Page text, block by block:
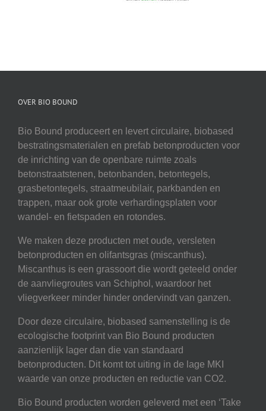
OVER BIO BOUND
Bio Bound produceert en levert circulaire, biobased
bestratingsmaterialen en prefab betonproducten voor
de inrichting van de openbare ruimte zoals
betonstraatstenen, betonbanden, betontegels,
grasbetontegels, straatmeubilair, parkbanden en
trappen, maar ook grote verhardingsplaten voor
wandel- en fietspaden en rotondes.
We maken deze producten met oude, versleten
betonproducten en olifantsgras (miscanthus).
Miscanthus is een grassoort die wordt geteeld onder
de aanvliegroutes van Schiphol, waardoor het
vliegverkeer minder hinder ondervindt van ganzen.
Door deze circulaire, biobased samenstelling is de
ecologische footprint van Bio Bound producten
aanzienlijk lager dan die van standaard
betonproducten. Dit komt tot uiting in de lage MKI
waarde van onze producten en reductie van CO2.
Bio Bound producten worden geleverd met een ‘Take